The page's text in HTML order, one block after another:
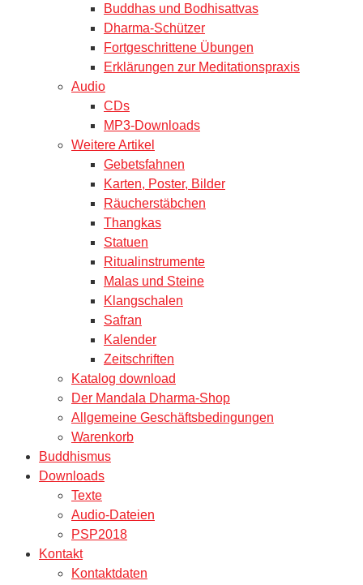
Buddhas und Bodhisattvas
Dharma-Schützer
Fortgeschrittene Übungen
Erklärungen zur Meditationspraxis
Audio
CDs
MP3-Downloads
Weitere Artikel
Gebetsfahnen
Karten, Poster, Bilder
Räucherstäbchen
Thangkas
Statuen
Ritualinstrumente
Malas und Steine
Klangschalen
Safran
Kalender
Zeitschriften
Katalog download
Der Mandala Dharma-Shop
Allgemeine Geschäftsbedingungen
Warenkorb
Buddhismus
Downloads
Texte
Audio-Dateien
PSP2018
Kontakt
Kontaktdaten